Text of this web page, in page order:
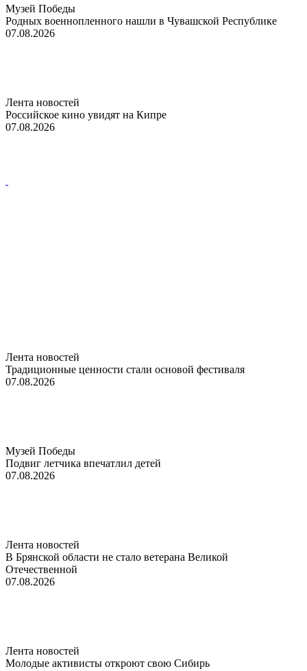
Музей Победы
Родных военнопленного нашли в Чувашской Республике
07.08.2026
Лента новостей
Российское кино увидят на Кипре
07.08.2026
Лента новостей
Традиционные ценности стали основой фестиваля
07.08.2026
Музей Победы
Подвиг летчика впечатлил детей
07.08.2026
Лента новостей
В Брянской области не стало ветерана Великой
Отечественной
07.08.2026
Лента новостей
Молодые активисты откроют свою Сибирь